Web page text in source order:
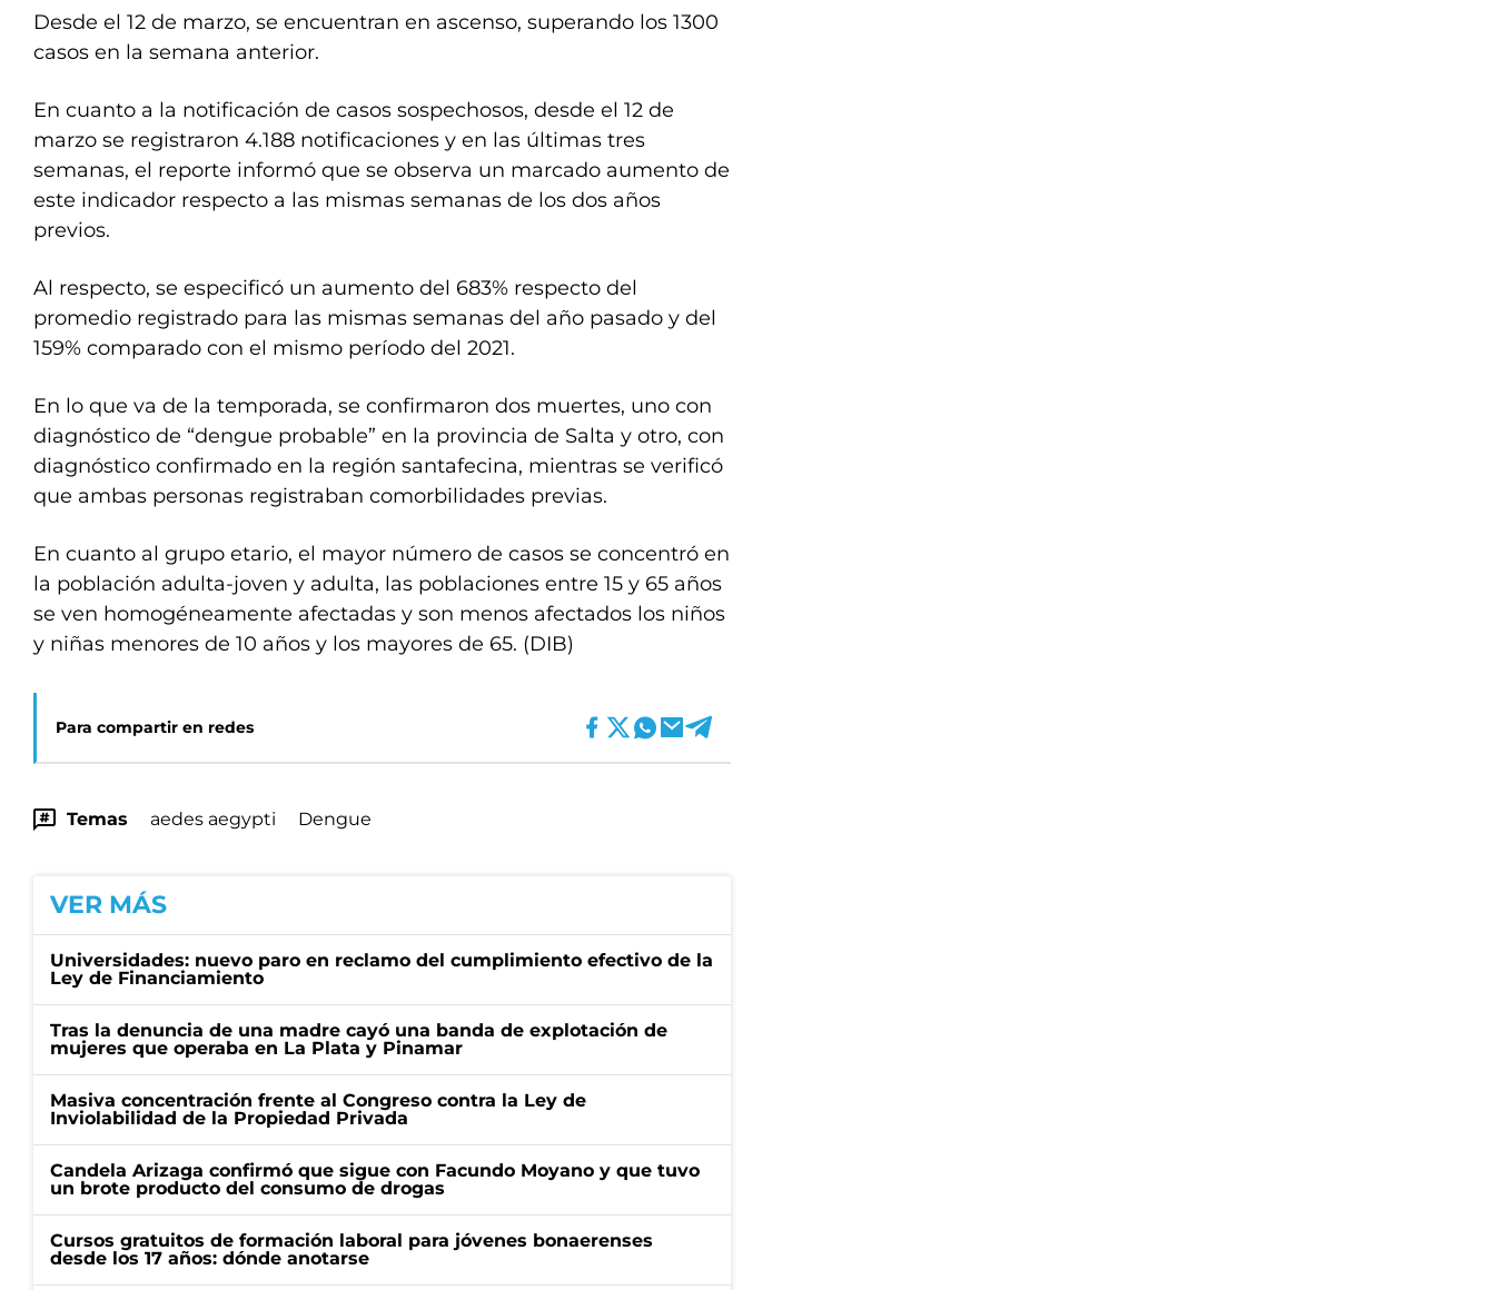
Desde el 12 de marzo, se encuentran en ascenso, superando los 1300
casos en la semana anterior.
En cuanto a la notificación de casos sospechosos, desde el 12 de
marzo se registraron 4.188 notificaciones y en las últimas tres
semanas, el reporte informó que se observa un marcado aumento de
este indicador respecto a las mismas semanas de los dos años
previos.
Al respecto, se especificó un aumento del 683% respecto del
promedio registrado para las mismas semanas del año pasado y del
159% comparado con el mismo período del 2021.
En lo que va de la temporada, se confirmaron dos muertes, uno con
diagnóstico de “dengue probable” en la provincia de Salta y otro, con
diagnóstico confirmado en la región santafecina, mientras se verificó
que ambas personas registraban comorbilidades previas.
En cuanto al grupo etario, el mayor número de casos se concentró en
la población adulta-joven y adulta, las poblaciones entre 15 y 65 años
se ven homogéneamente afectadas y son menos afectados los niños
y niñas menores de 10 años y los mayores de 65. (DIB)
Para compartir en redes
Temas aedes aegypti Dengue
VER MÁS
Universidades: nuevo paro en reclamo del cumplimiento efectivo de la
Ley de Financiamiento
Tras la denuncia de una madre cayó una banda de explotación de
mujeres que operaba en La Plata y Pinamar
Masiva concentración frente al Congreso contra la Ley de
Inviolabilidad de la Propiedad Privada
Candela Arizaga confirmó que sigue con Facundo Moyano y que tuvo
un brote producto del consumo de drogas
Cursos gratuitos de formación laboral para jóvenes bonaerenses
desde los 17 años: dónde anotarse